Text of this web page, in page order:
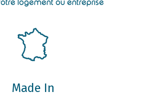
logement ou entreprise
Made In